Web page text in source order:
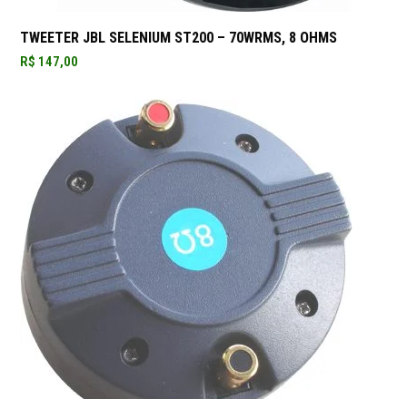
TWEETER JBL SELENIUM ST200 – 70WRMS, 8 OHMS
R$ 147,00